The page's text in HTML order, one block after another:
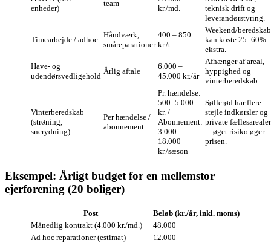
enheder)
team
kr./md.
teknisk drift og
leverandørstyring.
Timearbejde / adhoc
Håndværk,
småreparationer
400 – 850
kr./t.
Weekend/beredskab
kan koste 25–60%
ekstra.
Have- og
udendørsvedligehold
Årlig aftale
6.000 –
45.000 kr./år
Afhænger af areal,
hyppighed og
vinterberedskab.
Vinterberedskab
(strøning,
snerydning)
Per hændelse /
abonnement
Pr. hændelse:
500–5.000
kr. /
Abonnement:
3.000–
18.000
kr./sæson
Søllerød har flere
stejle indkørsler og
private fællesarealer
—øget risiko øger
prisen.
Eksempel: Årligt budget for en mellemstor
ejerforening (20 boliger)
Post
Beløb (kr./år, inkl. moms)
Månedlig kontrakt (4.000 kr./md.)
48.000
Ad hoc reparationer (estimat)
12.000